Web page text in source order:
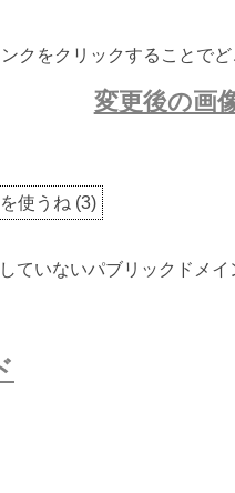
クをクリックすることで
変更後の画
使うね (3)
ていないパブリックドメイ